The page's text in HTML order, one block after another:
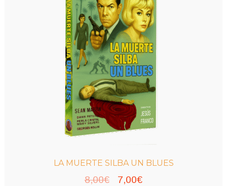
LA MUERTE SILBA UN BLUES
8,00€
El7,00€El